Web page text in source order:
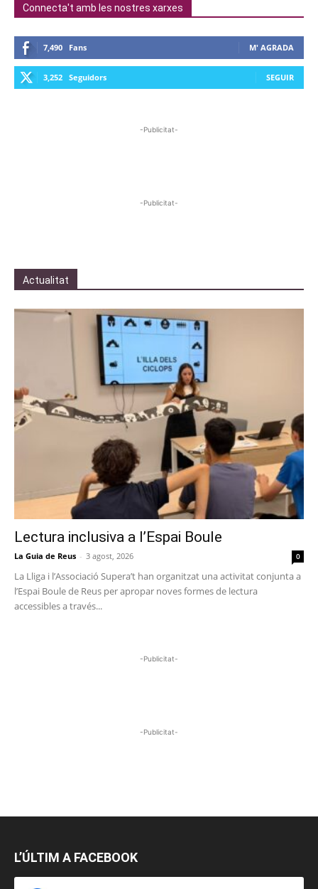
Connecta't amb les nostres xarxes
7,490 Fans M' AGRADA
3,252 Seguidors SEGUIR
-Publicitat-
-Publicitat-
Actualitat
Lectura inclusiva a l’Espai Boule
La Guia de Reus - 3 agost, 2026 0
La Lliga i l’Associació Supera’t han organitzat una activitat conjunta a
l’Espai Boule de Reus per apropar noves formes de lectura
accessibles a través...
-Publicitat-
-Publicitat-
L’ÚLTIM A FACEBOOK